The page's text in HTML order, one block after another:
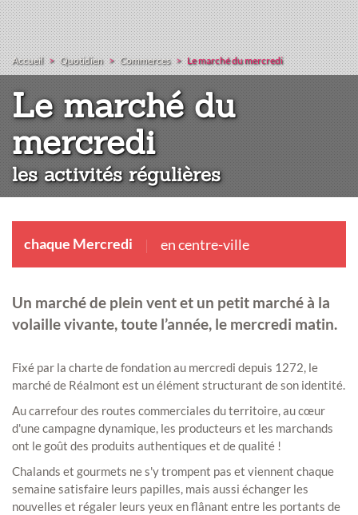
Accueil Quotidien Commerces Le marché du mercredi
Le marché du
mercredi:
les activités régulières
chaque Mercredi en centre-ville
Un marché de plein vent et un petit marché à la
volaille vivante, toute l’année, le mercredi matin.
Fixé par la charte de fondation au mercredi depuis 1272, le
marché de Réalmont est un élément structurant de son identité.
Au carrefour des routes commerciales du territoire, au cœur
d'une campagne dynamique, les producteurs et les marchands
ont le goût des produits authentiques et de qualité !
Chalands et gourmets ne s'y trompent pas et viennent chaque
semaine satisfaire leurs papilles, mais aussi échanger les
nouvelles et régaler leurs yeux en flânant entre les portants de